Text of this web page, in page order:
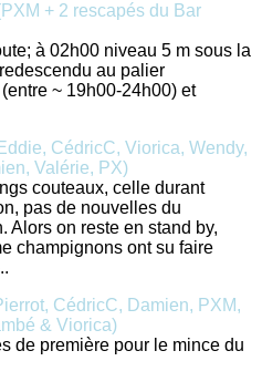
+ 2 rescapés du Bar
à 02h00 niveau 5 m sous la
au palier
~ 19h00-24h00) et
CédricC, Viorica, Wendy,
Valérie, PX)
couteaux, celle durant
pas de nouvelles du
Alors on reste en stand by,
champignons ont su faire
CédricC, Damien, PXM,
& Viorica)
de première pour le mince du